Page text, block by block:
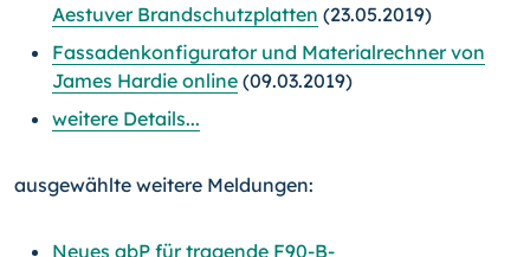
Aestuver Brandschutzplatten (23.05.2019)
Fassadenkonfigurator und Materialrechner von
James Hardie online (09.03.2019)
weitere Details...
ausgewählte weitere Meldungen:
Neues abP für tragende F90-B-